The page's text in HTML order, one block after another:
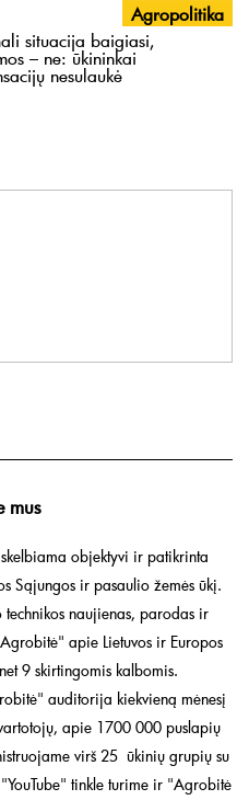
Agropolitika
situacija baigiasi,
– ne: ūkininkai
nesulaukė
mus
objektyvi ir patikrinta
Sąjungos ir pasaulio žemės ūkį.
naujienas, parodas ir
apie Lietuvos ir Europos
9 skirtingomis kalbomis.
auditorija kiekvieną mėnesį
apie 1700 000 puslapių
virš 25 ūkinių grupių su
tinkle turime ir "Agrobitė